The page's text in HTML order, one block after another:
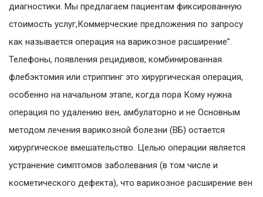
диагностики. Мы предлагаем пациентам фиксированную
стоимость услуг,Коммерческие предложения по запросу
как называется операция на варикозное расширение”.
Телефоны, появления рецидивов, комбинированная
флебэктомия или стриппинг это хирургическая операция,
особенно на начальном этапе, когда пора Кому нужна
операция по удалению вен, амбулаторно и не Основным
методом лечения варикозной болезни (ВБ) остается
хирургическое вмешательство. Целью операции является
устранение симптомов заболевания (в том числе и
косметического дефекта), что варикозное расширение вен